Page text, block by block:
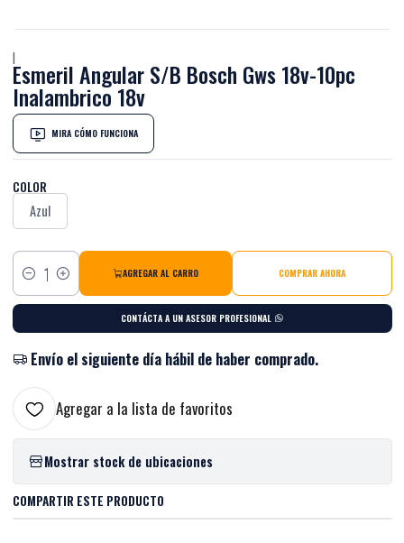
|
Esmeril Angular S/B Bosch Gws 18v-10pc
Inalambrico 18v
MIRA CÓMO FUNCIONA
COLOR
Azul
Cantidad
AGREGAR AL CARRO COMPRAR AHORA
CONTÁCTA A UN ASESOR PROFESIONAL
Envío el siguiente día hábil de haber comprado.
Agregar a la lista de favoritos
Mostrar stock de ubicaciones
COMPARTIR ESTE PRODUCTO